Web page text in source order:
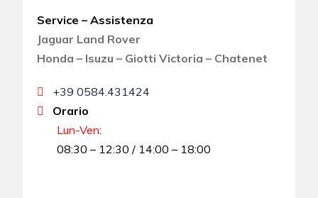
Service – Assistenza
Jaguar Land Rover
Honda – Isuzu – Giotti Victoria – Chatenet
+39 0584.431424
Orario
Lun-Ven:
08:30 – 12:30 / 14:00 – 18:00